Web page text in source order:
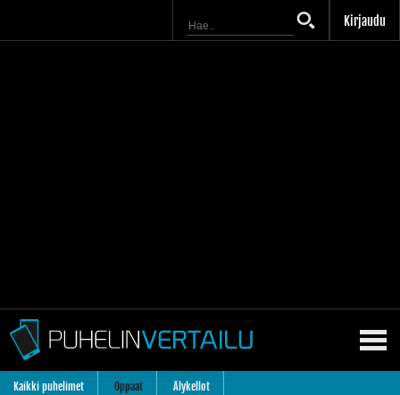
Kirjaudu
Kaikki puhelimet Oppaat Älykellot